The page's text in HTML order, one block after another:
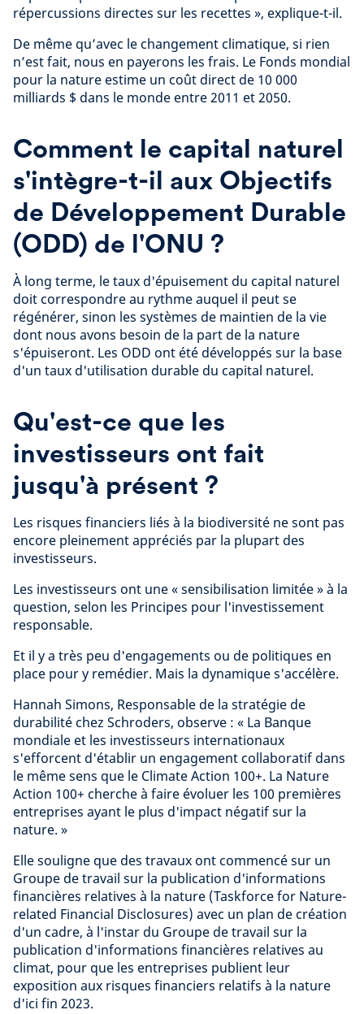
répercussions directes sur les recettes », explique-t-il.
De même qu’avec le changement climatique, si rien
n’est fait, nous en payerons les frais. Le Fonds mondial
pour la nature estime un coût direct de 10 000
milliards $ dans le monde entre 2011 et 2050.
Comment le capital naturel
s'intègre-t-il aux Objectifs
de Développement Durable
(ODD) de l'ONU ?
À long terme, le taux d'épuisement du capital naturel
doit correspondre au rythme auquel il peut se
régénérer, sinon les systèmes de maintien de la vie
dont nous avons besoin de la part de la nature
s'épuiseront. Les ODD ont été développés sur la base
d'un taux d'utilisation durable du capital naturel.
Qu'est-ce que les
investisseurs ont fait
jusqu'à présent ?
Les risques financiers liés à la biodiversité ne sont pas
encore pleinement appréciés par la plupart des
investisseurs.
Les investisseurs ont une « sensibilisation limitée » à la
question, selon les Principes pour l'investissement
responsable.
Et il y a très peu d'engagements ou de politiques en
place pour y remédier. Mais la dynamique s'accélère.
Hannah Simons, Responsable de la stratégie de
durabilité chez Schroders, observe : « La Banque
mondiale et les investisseurs internationaux
s'efforcent d'établir un engagement collaboratif dans
le même sens que le Climate Action 100+. La Nature
Action 100+ cherche à faire évoluer les 100 premières
entreprises ayant le plus d'impact négatif sur la
nature. »
Elle souligne que des travaux ont commencé sur un
Groupe de travail sur la publication d'informations
financières relatives à la nature (Taskforce for Nature-
related Financial Disclosures) avec un plan de création
d'un cadre, à l'instar du Groupe de travail sur la
publication d'informations financières relatives au
climat, pour que les entreprises publient leur
exposition aux risques financiers relatifs à la nature
d'ici fin 2023.